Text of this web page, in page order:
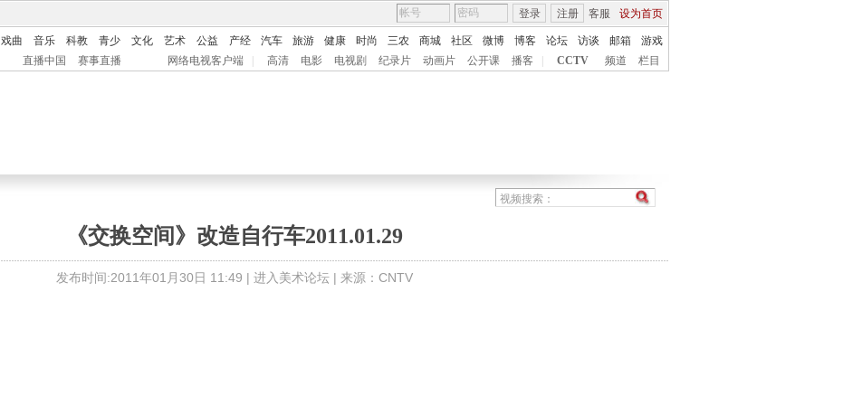
客服 设为首页
登录 注册
戏曲 音乐 科教 青少 文化 艺术 公益 产经 汽车 旅游 健康 时尚 三农 商城 社区 微博 博客 论坛 访谈 邮箱
游戏
直播中国 赛事直播 网络电视客户端 高清 电影 电视剧 纪录片 动画片 公开课 播客 CCTV 频道 栏目
《交换空间》改造自行车2011.01.29
发布时间:2011年01月30日 11:49 | 进入美术论坛 | 来源：CNTV